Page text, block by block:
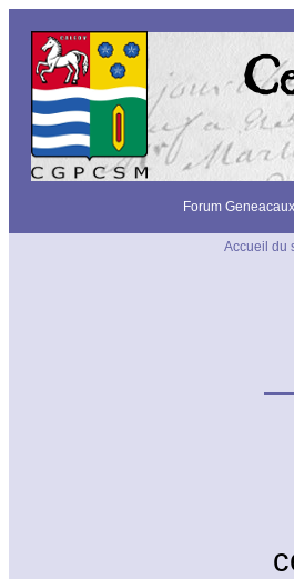
Forum Geneacaux
Accueil du